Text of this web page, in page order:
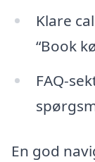
Klare
“Book
FAQ-
En god